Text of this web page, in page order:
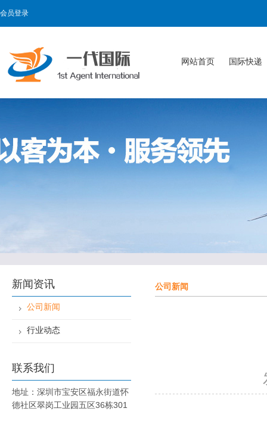
会员登录
网站首页 国际快递
新闻资讯
公司新闻
行业动态
联系我们
地址：深圳市宝安区福永街道怀
德社区翠岗工业园五区36栋301
公司新闻